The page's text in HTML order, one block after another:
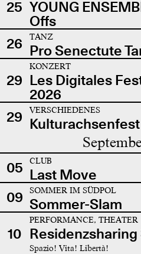
25 YOUNG
Offs
26
TANZ
Pro Senectute
29
KONZERT
Les Digitales
2026
29 VERSCHIEDENES
05 CLUB
Last Move
09
SOMMER IM SÜDPOL
Sommer-Slam
10
PERFORMANCE, THEATER
Residenzsharing
Spazio! Vita! Libertà!